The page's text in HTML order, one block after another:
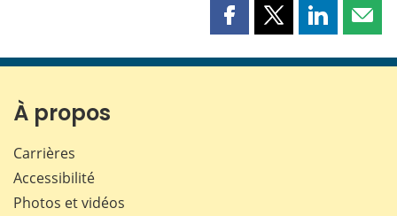
Partager
page
Partager
page
Partager
page page
À propos
Carrières
Accessibilité
Photos et vidéos